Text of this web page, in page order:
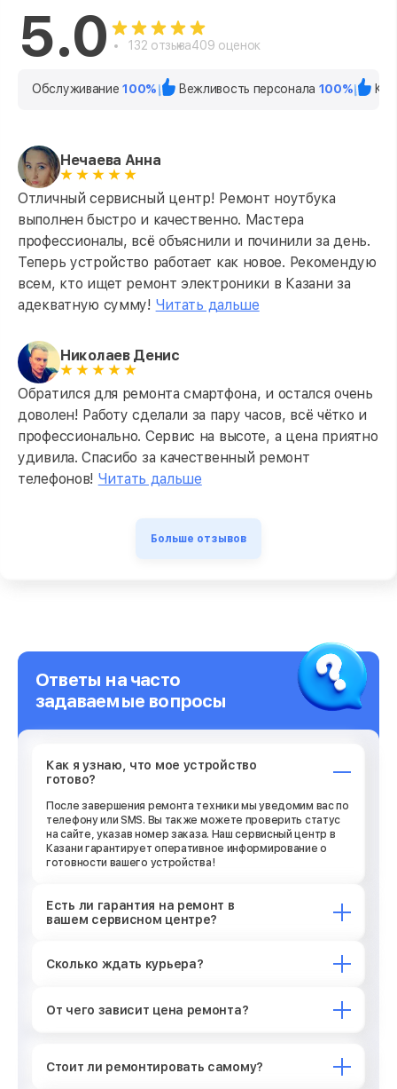
5.0 132 отзыва409 оценок
Обслуживание100% Вежливость персонала 100%
Нечаева Анна
Отличный сервисный центр! Ремонт ноутбука
выполнен быстро и качественно. Мастера
профессионалы, всё объяснили и починили за день.
Теперь устройство работает как новое. Рекомендую
всем, кто ищет ремонт электроники в Казани за
адекватную сумму! Читать дальше
Николаев Денис
Обратился для ремонта смартфона, и остался очень
доволен! Работу сделали за пару часов, всё чётко и
профессионально. Сервис на высоте, а цена приятно
удивила. Спасибо за качественный ремонт
телефонов! Читать дальше
Больше отзывов
Ответы на часто
задаваемые вопросы
Как я узнаю, что мое устройство
готово?
После завершения ремонта техники мы уведомим вас по
телефону или SMS. Вы также можете проверить статус
на сайте, указав номер заказа. Наш сервисный центр в
Казани гарантирует оперативное информирование о
готовности вашего устройства!
Есть ли гарантия на ремонт в
вашем сервисном центре?
Сколько ждать курьера?
От чего зависит цена ремонта?
Стоит ли ремонтировать самому?